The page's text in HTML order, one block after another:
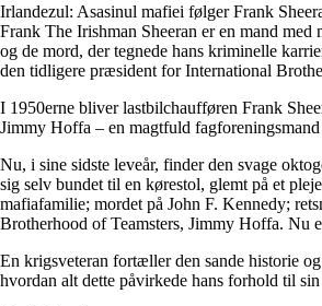
Irlandezul: Asasinul mafiei følger Frank
Frank The Irishman Sheeran er en mand
og de mord, der tegnede hans kriminelle
den tidligere præsident for International
I 1950erne bliver lastbilchaufføren Frank
Jimmy Hoffa – en magtfuld
Nu, i sine sidste leveår, finder den svage
sig selv bundet til en kørestol, glemt på et
mafiafamilie; mordet på John F. Kennedy;
Brotherhood of Teamsters, Jimmy Hoffa. Nu
En krigsveteran fortæller den sande historie
hvordan alt dette påvirkede hans forhold til